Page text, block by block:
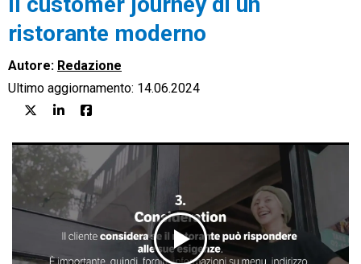
ristorante moderno
Autore: Redazione
Ultimo aggiornamento: 14.06.2024